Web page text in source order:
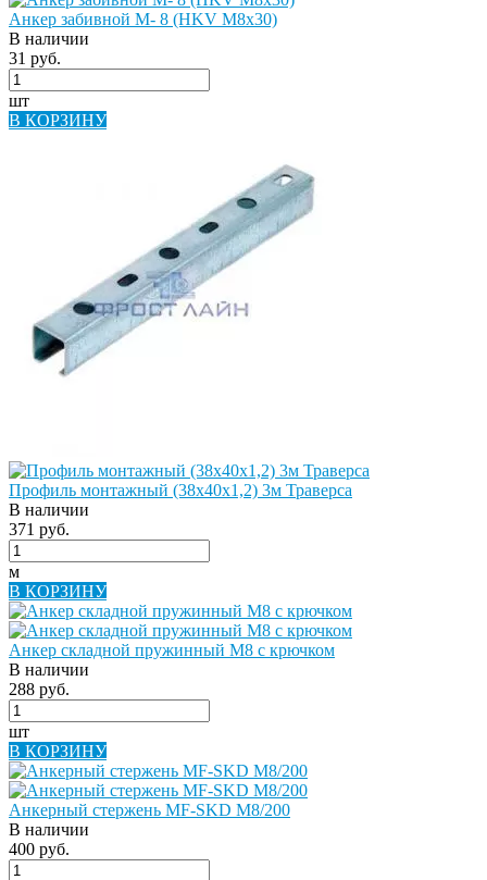
Анкер забивной М- 8 (HKV M8x30)
В наличии
31 руб.
шт
В КОРЗИНУ
Профиль монтажный (38х40х1,2) 3м Траверса
В наличии
371 руб.
м
В КОРЗИНУ
Анкер складной пружинный М8 с крючком
В наличии
288 руб.
шт
В КОРЗИНУ
Анкерный стержень MF-SKD M8/200
В наличии
400 руб.